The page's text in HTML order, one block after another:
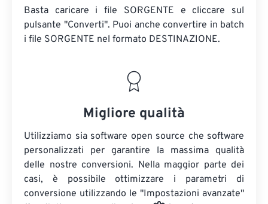
Basta caricare i file SORGENTE e cliccare sul
pulsante "Converti". Puoi anche convertire in batch
i file SORGENTE nel formato DESTINAZIONE.
Migliore qualità
Utilizziamo sia software open source che software
personalizzati per garantire la massima qualità
delle nostre conversioni. Nella maggior parte dei
casi, è possibile ottimizzare i parametri di
conversione utilizzando le "Impostazioni avanzate"